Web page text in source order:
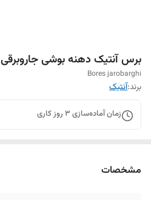
برس آنتیک دهنه بوشی جاروبرقی
Bores jarobarghi
برند:آنتیک
زمان آماده‌سازی 3 روز کاری
مشخصات